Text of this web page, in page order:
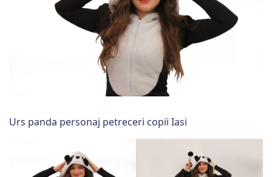
Urs panda personaj petreceri copii Iasi